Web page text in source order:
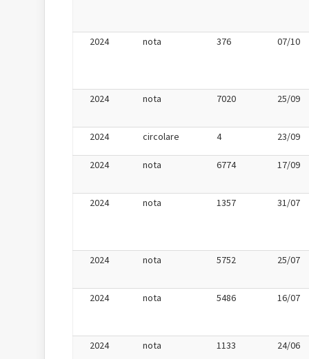
2024 nota 376 07/10
2024 nota 7020 25/09
2024 circolare 4 23/09
2024 nota 6774 17/09
2024 nota 1357 31/07
2024 nota 5752 25/07
2024 nota 5486 16/07
2024 nota 1133 24/06